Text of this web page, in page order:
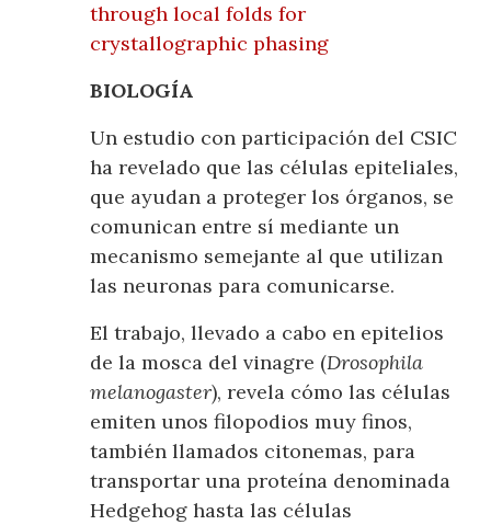
through local folds for
crystallographic phasing
BIOLOGÍA
Un estudio con participación del CSIC
ha revelado que las células epiteliales,
que ayudan a proteger los órganos, se
comunican entre sí mediante un
mecanismo semejante al que utilizan
las neuronas para comunicarse.
El trabajo, llevado a cabo en epitelios
de la mosca del vinagre (Drosophila
melanogaster), revela cómo las células
emiten unos filopodios muy finos,
también llamados citonemas, para
transportar una proteína denominada
Hedgehog hasta las células